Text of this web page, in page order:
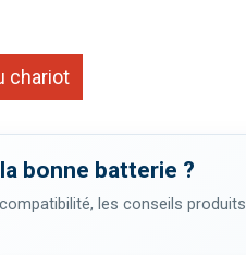
chariot
bonne batterie ?
les conseils produits